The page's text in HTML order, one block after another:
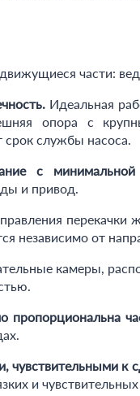
части:
Идеальная
опора с
срок службы насоса.
с минимальной
и привод.
перекачки
независимо от
камеры,
пропорциональна
чувствительными к
и